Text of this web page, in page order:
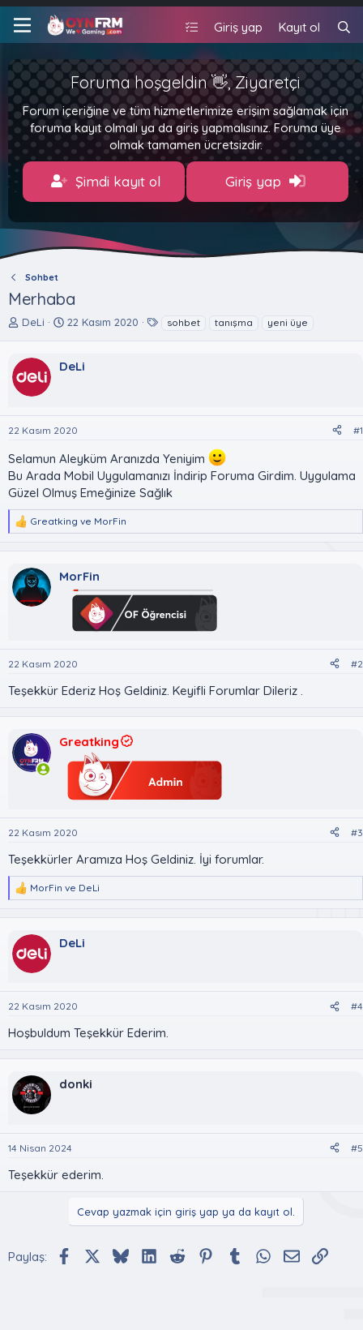
Giriş yap Kayıt ol
Foruma hoşgeldin 👋, Ziyaretçi
Forum içeriğine ve tüm hizmetlerimize erişim sağlamak için
foruma kayıt olmalı ya da giriş yapmalısınız. Foruma üye
olmak tamamen ücretsizdir.
Şimdi kayıt ol Giriş yap
Sohbet
Merhaba
K
u
y
u
ş
l
a
t
a
n
DeLi
B
l
ç
t
a
r
i
h
i
22 Kasım 2020 sohbet tanışma yeni üye
DeLi
22 Kasım 2020 #1
Selamun Aleyküm Aranızda Yeniyim
Bu Arada Mobil Uygulamanızı İndirip Foruma Girdim. Uygulama
Güzel Olmuş Emeğinize Sağlık
T
p
i
l
e
Greatking ve MorFin
MorFin
22 Kasım 2020 #2
Teşekkür Ederiz Hoş Geldiniz. Keyifli Forumlar Dileriz .
Greatking
22 Kasım 2020 #3
Teşekkürler Aramıza Hoş Geldiniz. İyi forumlar.
T
p
i
e
MorFin ve DeLi
DeLi
22 Kasım 2020 #4
Hoşbuldum Teşekkür Ederim.
donki
14 Nisan 2024 #5
Teşekkür ederim.
Cevap yazmak için giriş yap ya da kayıt ol.
Paylaş: FacebookX (Twitter)
BlueskyLinkedIn
Reddit Pinterest
TumblrWhatsApp
E-posta